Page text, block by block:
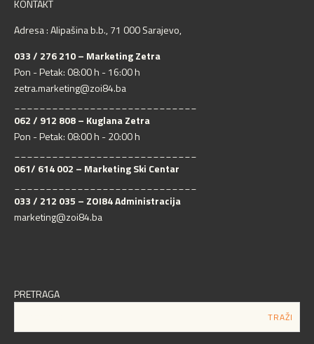
KONTAKT
Adresa : Alipašina b.b., 71 000 Sarajevo,
033 / 276 210 – Marketing Zetra
Pon - Petak: 08:00 h - 16:00 h
zetra.marketing@zoi84.ba
062 / 912 808 – Kuglana Zetra
Pon - Petak: 08:00 h - 20:00 h
061/ 614 002 – Marketing Ski Centar
033 / 212 035 – ZOI84 Administracija
marketing@zoi84.ba
PRETRAGA